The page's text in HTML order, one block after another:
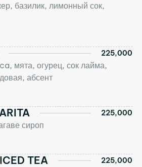
базилик, лимонный сок,
225,000
мята, огурец, сок лайма,
абсент
225,000
сироп
TEA 225,000